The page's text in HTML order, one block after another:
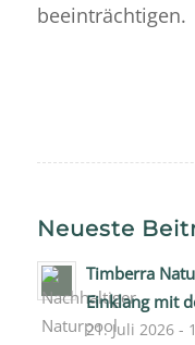
beeinträchtigen.
Neueste
Timberra
Einklang mit
21. Juli 2026 -